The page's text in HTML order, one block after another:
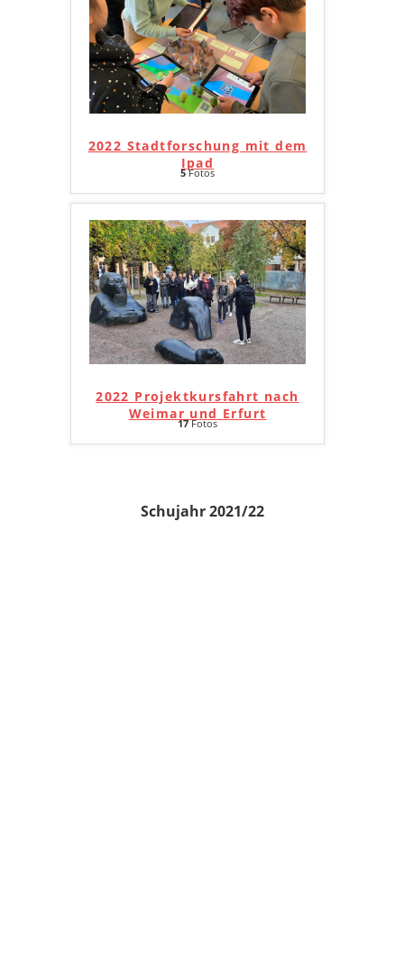
2022 Stadtforschung mit dem
Ipad
5Fotos
2022 Projektkursfahrt nach
Weimar und Erfurt
17Fotos
Schujahr 2021/22